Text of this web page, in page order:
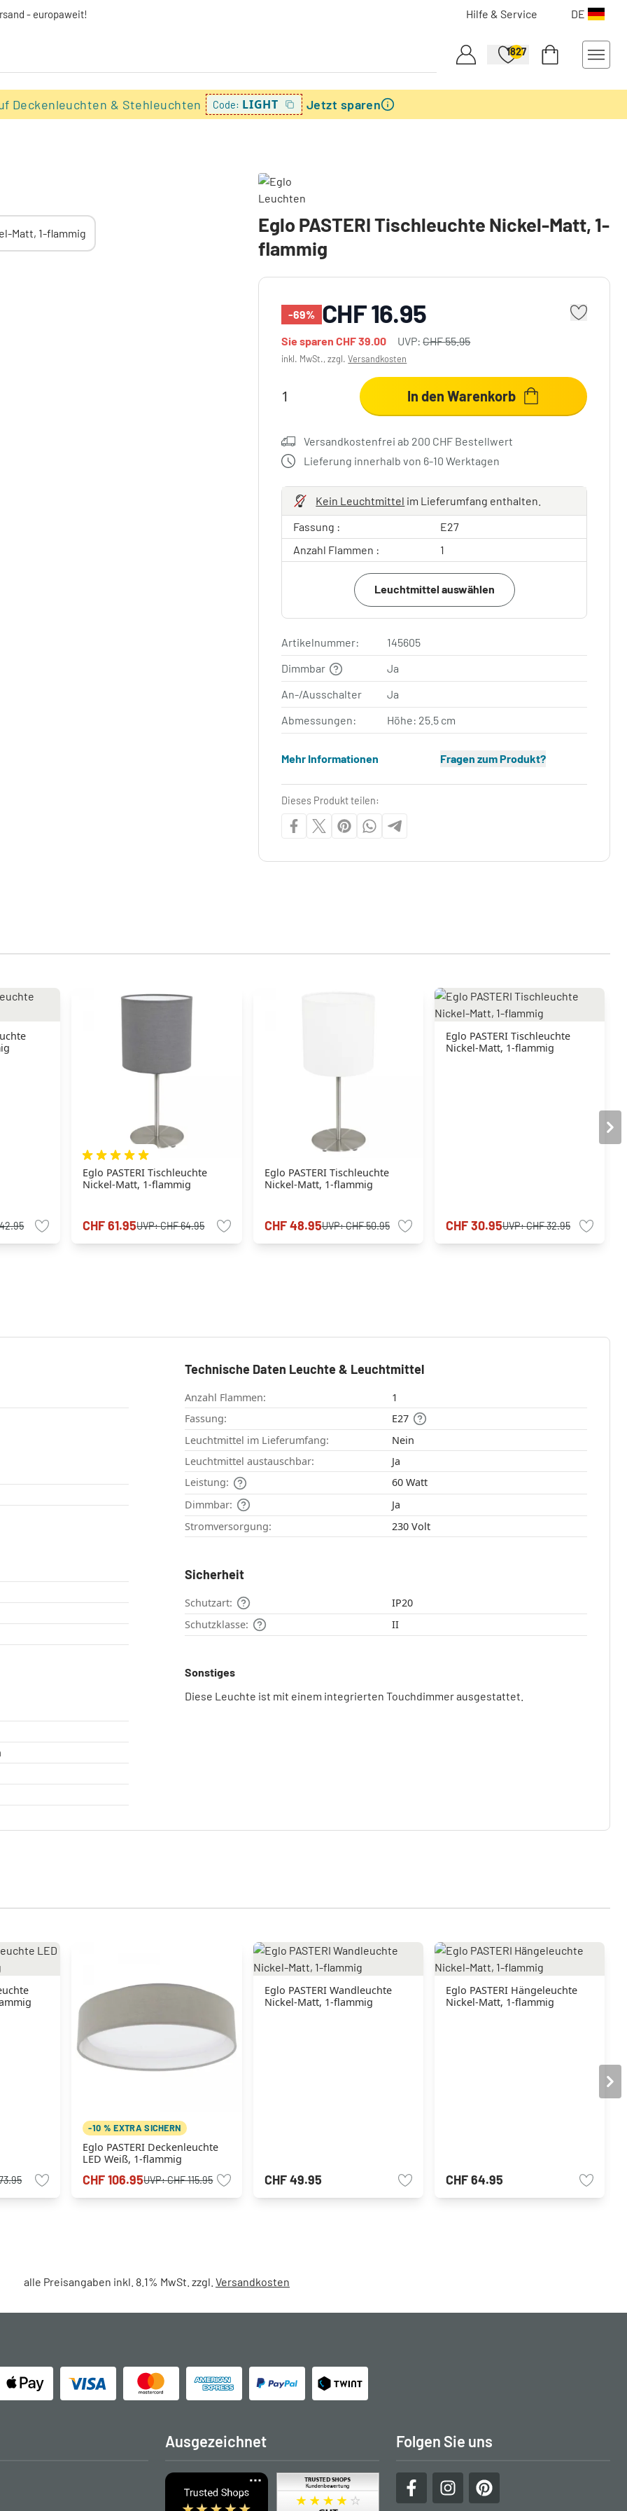
- europaweit! Hilfe & Service DE
1827
Deckenleuchten & Stehleuchten Code: LIGHT Jetzt sparen
Eglo PASTERI Tischleuchte Nickel-Matt, 1-
flammig
-69% CHF 16.95
Sie sparenCHF 39.00 UVP:CHF 55.95
inkl. MwSt., zzgl.Versandkosten
In den Warenkorb
Versandkostenfrei ab 200 CHF Bestellwert
Lieferung innerhalb von 6-10 Werktagen
Kein Leuchtmittel im Lieferumfang enthalten.
Fassung :
E27
Anzahl Flammen :
1
Leuchtmittel auswählen
Artikelnummer:
145605
Dimmbar
Ja
An-/Ausschalter
Ja
Abmessungen:
Höhe: 25.5 cm
Mehr Informationen Fragen zum Produkt?
Dieses Produkt teilen:
Eglo PASTERI Tischleuchte
Nickel-Matt, 1-flammig
CHF 61.95UVP:CHF 64.95
Eglo PASTERI Tischleuchte
Nickel-Matt, 1-flammig
CHF 48.95UVP:CHF 50.95
Eglo PASTERI Tischleuchte
Nickel-Matt, 1-flammig
CHF 30.95UVP:CHF 32.95
Technische Daten Leuchte & Leuchtmittel
Anzahl Flammen:
1
Fassung:
E27
Leuchtmittel im Lieferumfang:
Nein
Leuchtmittel austauschbar:
Ja
Leistung:
60 Watt
Dimmbar:
Ja
Stromversorgung:
230 Volt
Sicherheit
Schutzart:
IP20
Schutzklasse:
II
Sonstiges
Diese Leuchte ist mit einem integrierten Touchdimmer ausgestattet.
-10 % EXTRA SICHERN
Eglo PASTERI Deckenleuchte
LED Weiß, 1-flammig
CHF 106.95UVP:CHF 115.95
Eglo PASTERI Wandleuchte
Nickel-Matt, 1-flammig
CHF 49.95
Eglo PASTERI Hängeleuchte
Nickel-Matt, 1-flammig
CHF 64.95
alle Preisangaben inkl. 8.1% MwSt. zzgl. Versandkosten
Ausgezeichnet Folgen Sie uns